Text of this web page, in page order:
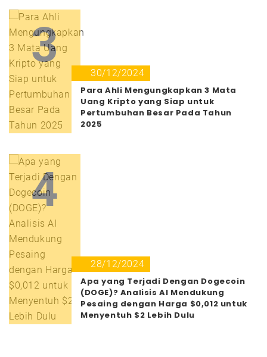
3
30/12/2024
Para Ahli Mengungkapkan 3 Mata
Uang Kripto yang Siap untuk
Pertumbuhan Besar Pada Tahun
2025
4
28/12/2024
Apa yang Terjadi Dengan Dogecoin
(DOGE)? Analisis AI Mendukung
Pesaing dengan Harga $0,012 untuk
Menyentuh $2 Lebih Dulu